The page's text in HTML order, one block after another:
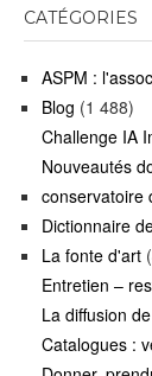
CATÉGORIES
ASPM :
Blog (1 488)
Challenge IA
Nouveautés
conservatoire
Dictionnaire
La fonte d'art
Entretien –
La diffusion
Catalogues :